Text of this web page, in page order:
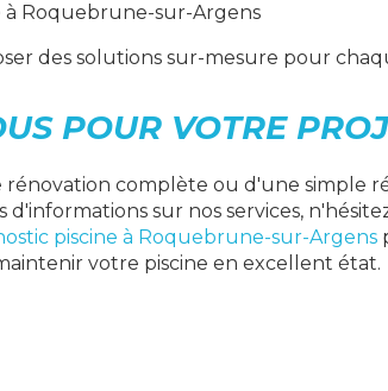
à Roquebrune-sur-Argens
des solutions sur-mesure pour
POUR VOTRE
complète ou d'une simple
sur nos services,
piscine à Roquebrune-sur-Argens
votre piscine en excellent état.